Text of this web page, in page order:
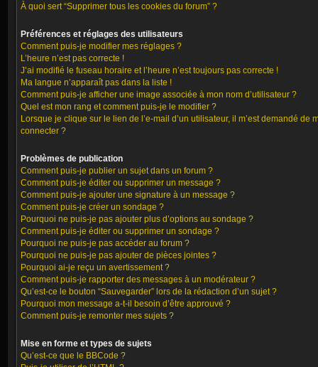
À quoi sert “Supprimer tous les cookies du forum” ?
Préférences et réglages des utilisateurs
Comment puis-je modifier mes réglages ?
L’heure n’est pas correcte !
J’ai modifié le fuseau horaire et l’heure n’est toujours pas correcte !
Ma langue n’apparaît pas dans la liste !
Comment puis-je afficher une image associée à mon nom d’utilisateur ?
Quel est mon rang et comment puis-je le modifier ?
Lorsque je clique sur le lien de l’e-mail d’un utilisateur, il m’est demandé de
connecter ?
Problèmes de publication
Comment puis-je publier un sujet dans un forum ?
Comment puis-je éditer ou supprimer un message ?
Comment puis-je ajouter une signature à un message ?
Comment puis-je créer un sondage ?
Pourquoi ne puis-je pas ajouter plus d’options au sondage ?
Comment puis-je éditer ou supprimer un sondage ?
Pourquoi ne puis-je pas accéder au forum ?
Pourquoi ne puis-je pas ajouter de pièces jointes ?
Pourquoi ai-je reçu un avertissement ?
Comment puis-je rapporter des messages à un modérateur ?
Qu’est-ce le bouton “Sauvegarder” lors de la rédaction d’un sujet ?
Pourquoi mon message a-t-il besoin d’être approuvé ?
Comment puis-je remonter mes sujets ?
Mise en forme et types de sujets
Qu’est-ce que le BBCode ?